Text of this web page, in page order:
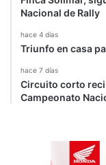
Nacional de Rally
hace 4 días
Triunfo en casa
hace 7 días
Circuito corto
Campeonato